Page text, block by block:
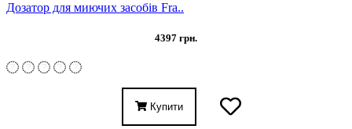
Дозатор для миючих засобів Fra..
4397 грн.
Купити